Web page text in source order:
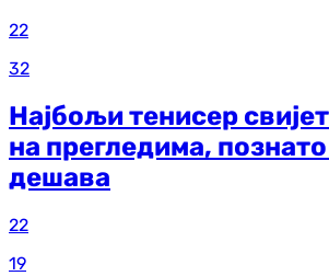
22
32
Најбољи тенисер
на прегледима,
дешава
22
19